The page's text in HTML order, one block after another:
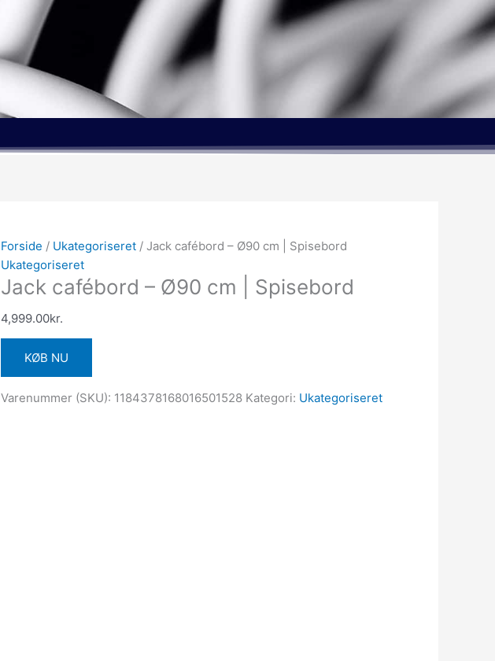
Forside / Ukategoriseret / Jack cafébord – Ø90 cm | Spisebord
Ukategoriseret
Jack cafébord – Ø90 cm | Spisebord
4,999.00kr.
KØB NU
Varenummer (SKU): 1184378168016501528 Kategori: Ukategoriseret